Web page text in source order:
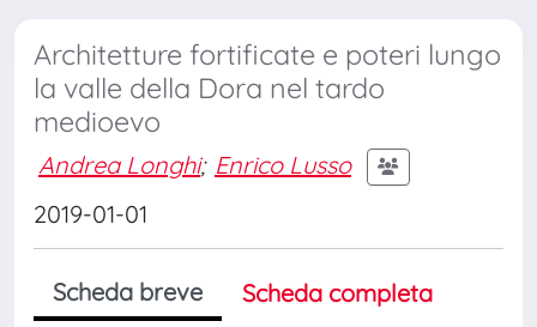
Architetture fortificate e poteri lungo
la valle della Dora nel tardo
medioevo
Andrea Longhi; Enrico Lusso
2019-01-01
Scheda breve
Scheda completa